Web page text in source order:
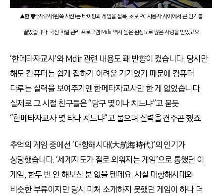
▲한메타자교사(왼쪽 사진)는 타이핑과 게임을 접목, 초보 PC 사용자 사이에서 큰 인기를
끌었습니다. 국산 파일 관리 프로그램 Mdir 역시 높은 완성도로 많은 사랑을 받았고요
‘한메타자교사’와 Mdir 관련 내용도 꽤 반향이 컸습니다. 당시만
해도 컴퓨터는 쉽게 접하기 어려운 기기였기 때문에 컴퓨터
다루는 실력을 보여주기엔 한메타자교사만 한 게 없었습니다.
실제로 그 시절 친구들은 “당구 몇이나 치느냐”고 묻듯
“한메타자교사 몇 타나 치느냐”고 물으며 실력을 견주곤 했죠.
추억의 게임 중에선 ‘대항해시대(大航海時代)’의 인기가
상당했습니다. ‘세계지도가 절로 외워지는 게임’으로 통했던 이
게임, 한두 번 안 해보신 분 없을 텐데요. 사실 대항해시대와
비슷한 부류이지만 당시 미처 소개하지 못했던 게임이 하나 더